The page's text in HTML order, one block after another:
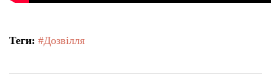
Теги: #Дозвілля